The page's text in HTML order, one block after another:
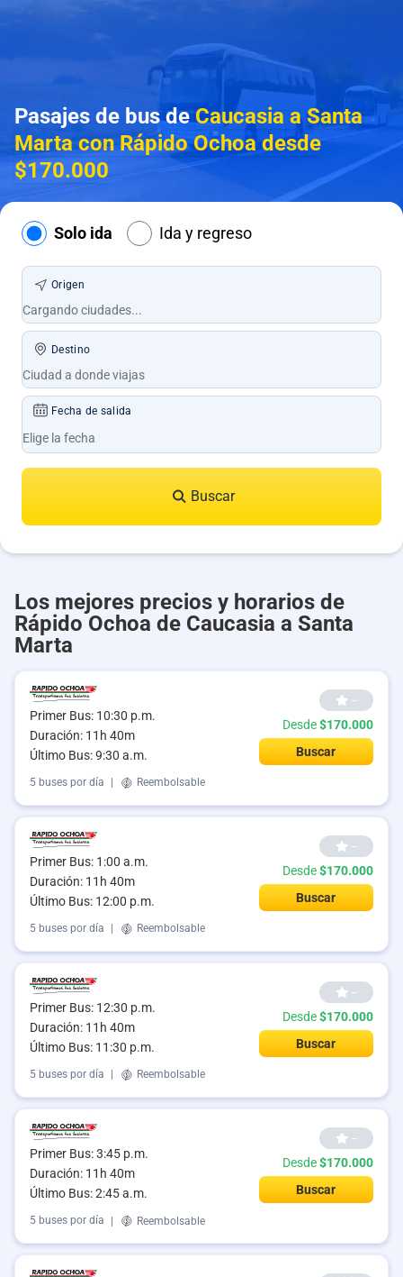
Pasajes de bus deCaucasia a Santa
Marta con Rápido Ochoa desde
$170.000
Solo ida Ida y regreso
Origen
Destino
Fecha de salida
Buscar
Los mejores precios y horarios de
Rápido Ochoa de Caucasia a Santa
Marta
Primer Bus: 10:30 p.m.
Duración: 11h 40m
Último Bus: 9:30 a.m.
--
Desde$170.000
Buscar
5 buses por día Reembolsable
Primer Bus: 1:00 a.m.
Duración: 11h 40m
Último Bus: 12:00 p.m.
--
Desde$170.000
Buscar
5 buses por día Reembolsable
Primer Bus: 12:30 p.m.
Duración: 11h 40m
Último Bus: 11:30 p.m.
--
Desde$170.000
Buscar
5 buses por día Reembolsable
Primer Bus: 3:45 p.m.
Duración: 11h 40m
Último Bus: 2:45 a.m.
--
Desde$170.000
Buscar
5 buses por día | Reembolsable